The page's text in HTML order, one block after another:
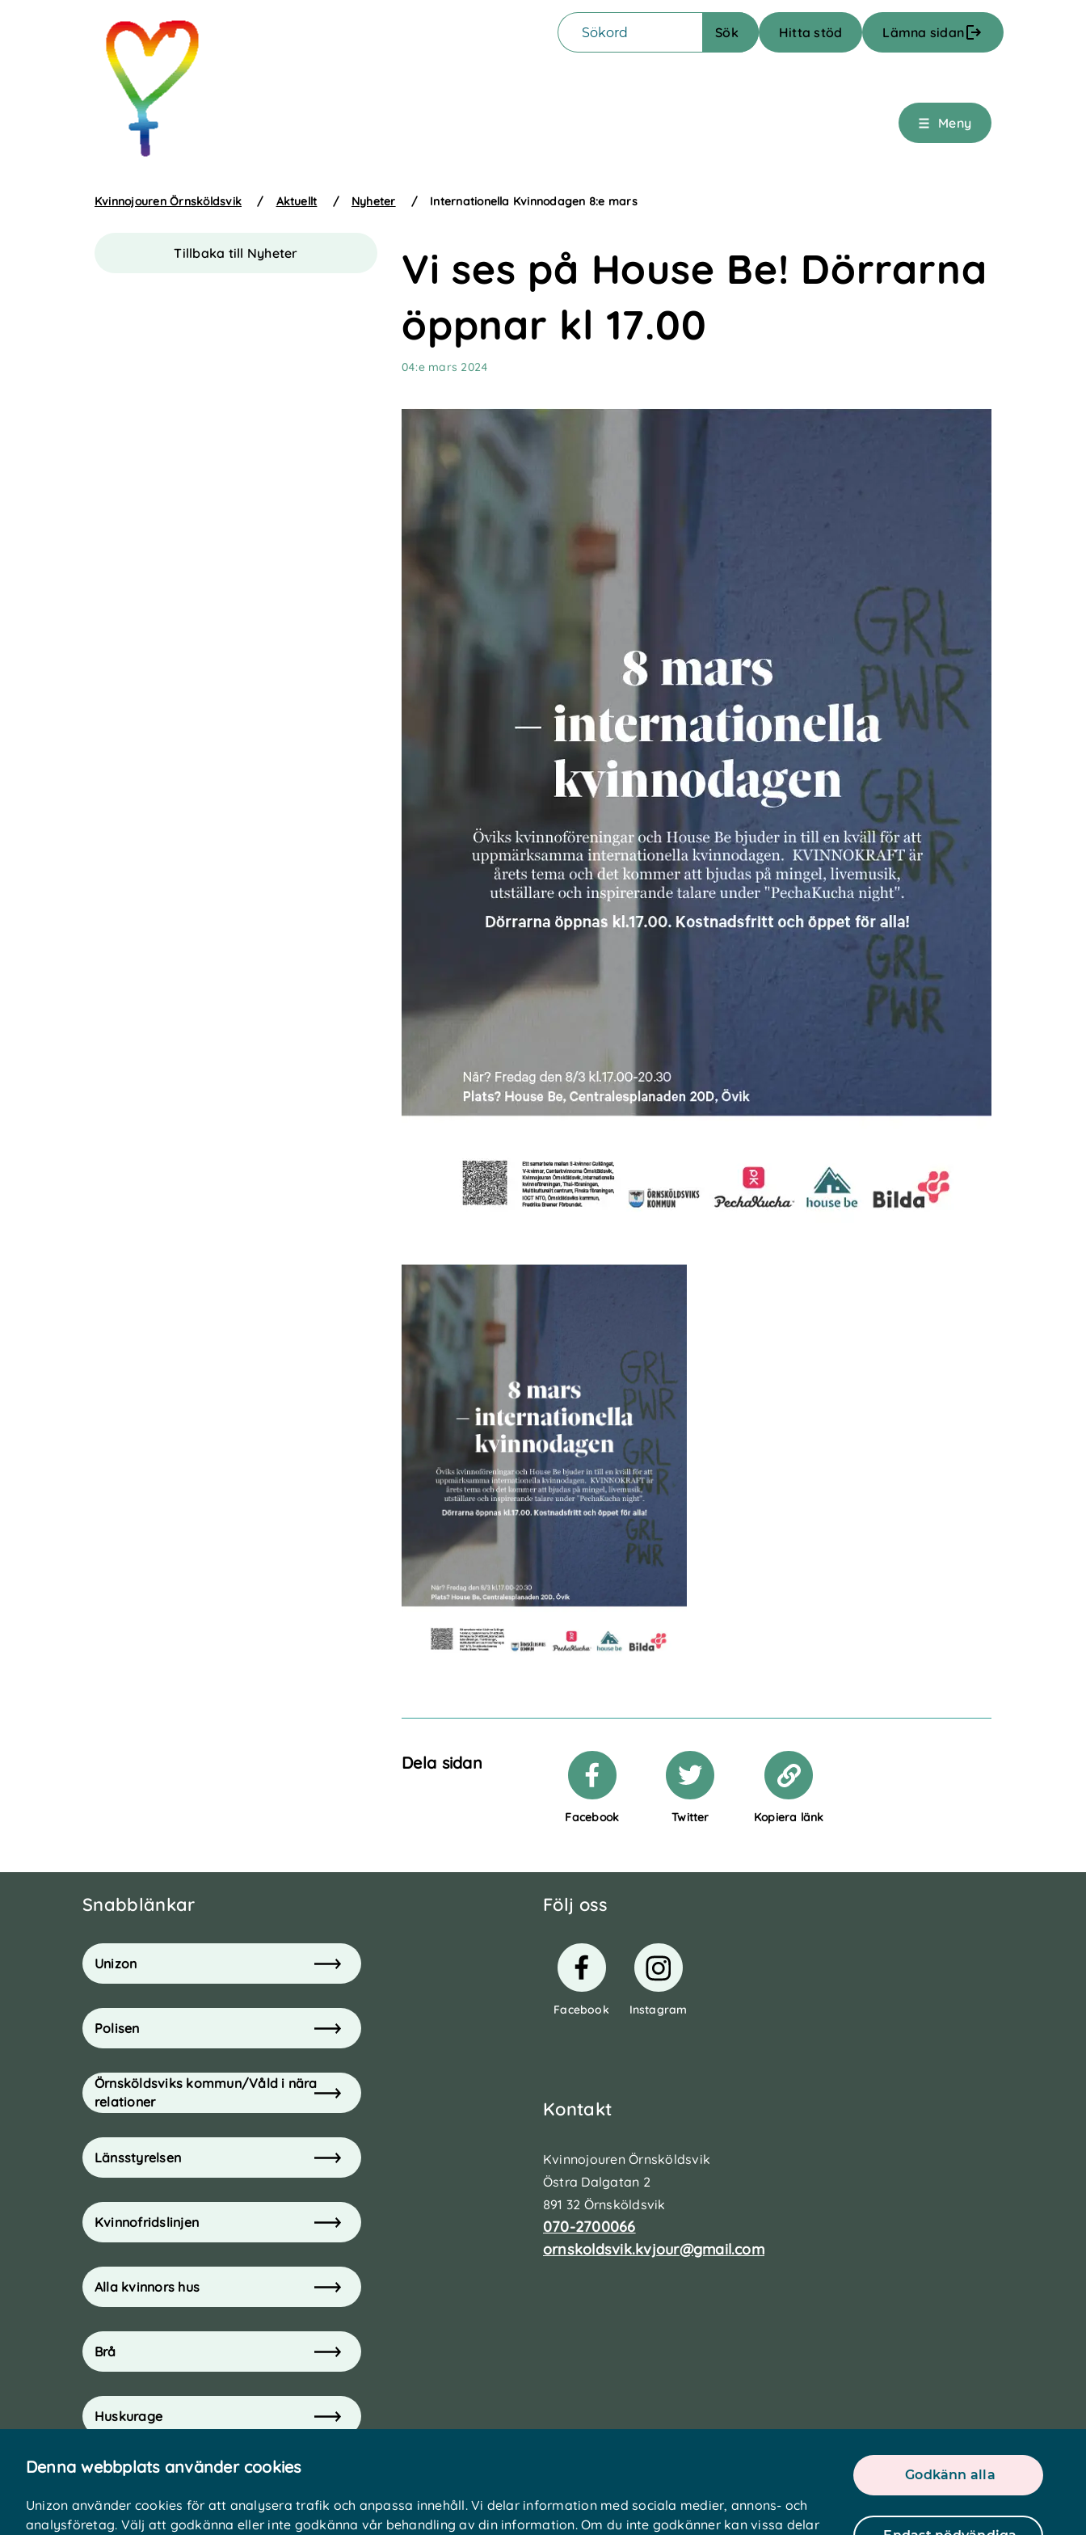
Denna webbplats använder cookies
Unizon använder cookies för att analysera trafik och anpassa innehåll. Vi delar information med sociala medier, annons- och
analysföretag. Välj att godkänna eller inte godkänna vår behandling av din information. Om du inte godkänner kan vissa delar
Godkänn alla
Hitta stöd Lämna sidan
Meny
Kvinnojouren Örnsköldsvik / Aktuellt / Nyheter / Internationella Kvinnodagen 8:e mars
Tillbaka till Nyheter
Vi ses på House Be! Dörrarna
öppnar kl 17.00
04:e mars 2024
Dela sidan
Facebook Twitter Kopiera länk
Snabblänkar
Unizon
Polisen
Örnsköldsviks kommun/Våld i nära
relationer
Länsstyrelsen
Kvinnofridslinjen
Alla kvinnors hus
Brå
Huskurage
Inloggning till Intranät
Följ oss
Facebook Instagram
Kontakt
Kvinnojouren Örnsköldsvik
Östra Dalgatan 2
891 32 Örnsköldsvik
070-2700066
ornskoldsvik.kvjour@gmail.com